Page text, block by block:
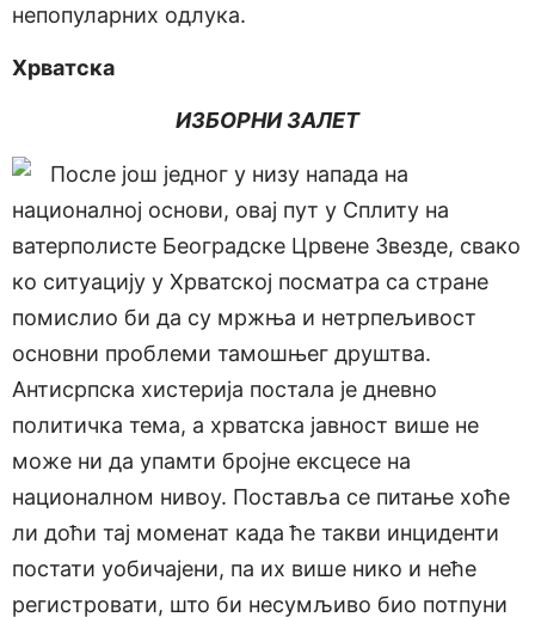
непопуларних одлука.
Хрватска
ИЗБОРНИ ЗАЛЕТ
После још једног у низу напада на
националној основи, овај пут у Сплиту на
ватерполисте Београдске Црвене Звезде, свако
ко ситуацију у Хрватској посматра са стране
помислио би да су мржња и нетрпељивост
основни проблеми тамошњег друштва.
Антисрпска хистерија постала је дневно
политичка тема, а хрватска јавност више не
може ни да упамти бројне ексцесе на
националном нивоу. Поставља се питање хоће
ли доћи тај моменат када ће такви инциденти
постати уобичајени, па их више нико и неће
регистровати, што би несумљиво био потпуни